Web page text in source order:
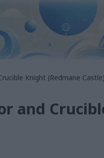
Knight (Redmane
and